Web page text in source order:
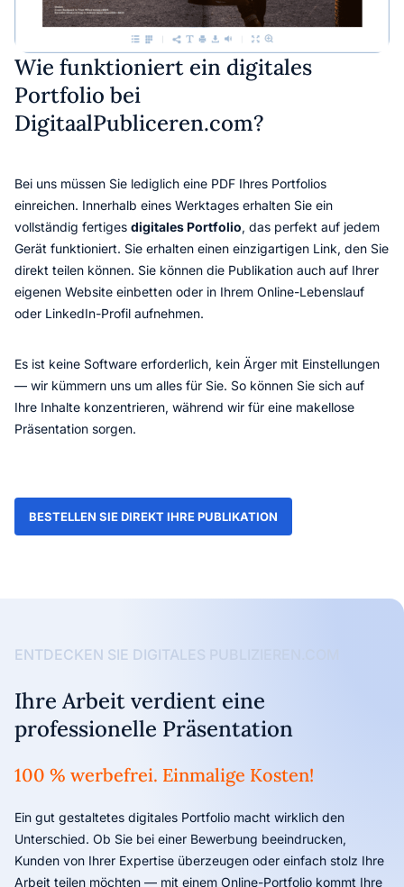
Wie funktioniert ein digitales
Portfolio bei
DigitaalPubliceren.com?
Bei uns müssen Sie lediglich eine PDF Ihres Portfolios
einreichen. Innerhalb eines Werktages erhalten Sie ein
vollständig fertiges digitales Portfolio, das perfekt auf jedem
Gerät funktioniert. Sie erhalten einen einzigartigen Link, den Sie
direkt teilen können. Sie können die Publikation auch auf Ihrer
eigenen Website einbetten oder in Ihrem Online-Lebenslauf
oder LinkedIn-Profil aufnehmen.
Es ist keine Software erforderlich, kein Ärger mit Einstellungen
— wir kümmern uns um alles für Sie. So können Sie sich auf
Ihre Inhalte konzentrieren, während wir für eine makellose
Präsentation sorgen.
BESTELLEN SIE DIREKT IHRE PUBLIKATION
ENTDECKEN SIE DIGITALES PUBLIZIEREN.COM
Ihre Arbeit verdient eine
professionelle Präsentation
100 % werbefrei. Einmalige Kosten!
Ein gut gestaltetes digitales Portfolio macht wirklich den
Unterschied. Ob Sie bei einer Bewerbung beeindrucken,
Kunden von Ihrer Expertise überzeugen oder einfach stolz Ihre
Arbeit teilen möchten — mit einem Online-Portfolio kommt Ihre